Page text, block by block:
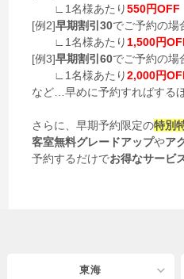
∟1名様あたり550円OFF
[例2]早期割引30でご予約の場
∟1名様あたり1,500円
[例3]早期割引60でご予約の場
∟1名様あたり2,000円
など…早めに予約すればする
さらに、早期予約限定の特別
客室無料グレードアップやア
予約するだけでお得なサービ
東海